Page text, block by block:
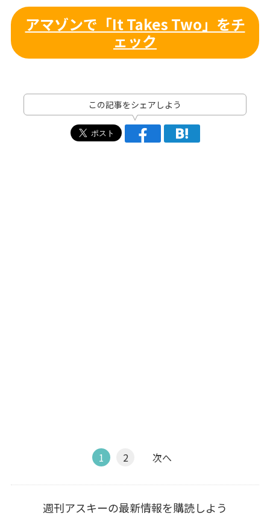
アマゾンで「It Takes Two」をチ
ェック
この記事をシェアしよう
1 2 次へ
週刊アスキーの最新情報を購読しよう